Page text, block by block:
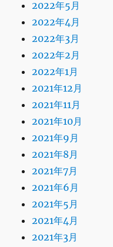
2022年5月
2022年4月
2022年3月
2022年2月
2022年1月
2021年12月
2021年11月
2021年10月
2021年9月
2021年8月
2021年7月
2021年6月
2021年5月
2021年4月
2021年3月